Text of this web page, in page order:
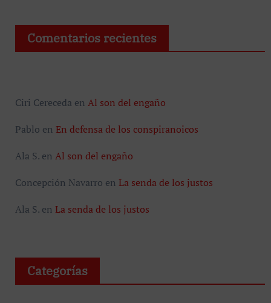
Comentarios recientes
Ciri Cereceda en Al son del engaño
Pablo en En defensa de los conspiranoicos
Ala S.en Al son del engaño
Concepción Navarro en La senda de los justos
Ala S.en La senda de los justos
Categorías